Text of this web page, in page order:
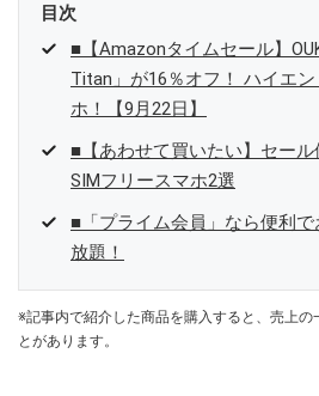
目次
■【Amazonタイムセール】
Titan」が16％オフ！ ハイエ
ホ！【9月22日】
■【あわせて買いたい】セー
SIMフリースマホ2選
■「プライム会員」なら便利
放題！
※記事内で紹介した商品を購入すると、売上の
とがあります。